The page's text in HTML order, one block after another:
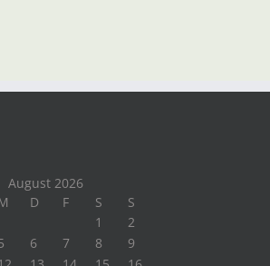
August 2026
D F S
S
1
2
6 7 8
9